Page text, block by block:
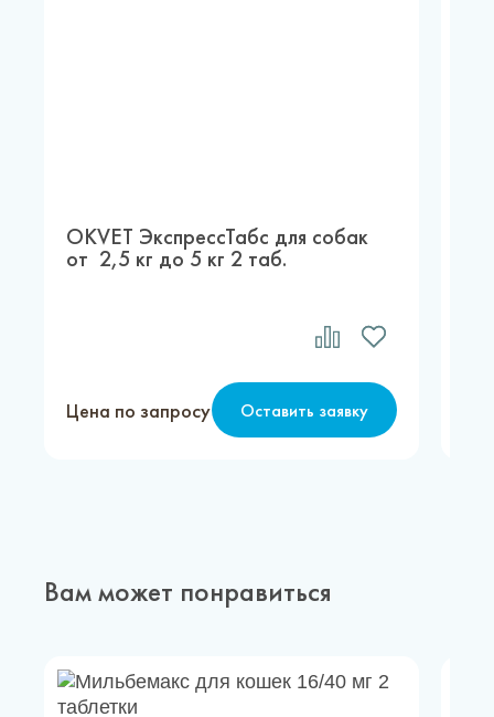
OKVET ЭкспрессТабс для собак
от 2,5 кг до 5 кг 2 таб.
Цена по запросу Оставить заявку
Вам может понравиться